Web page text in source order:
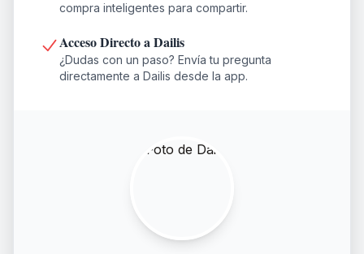
compra inteligentes para compartir.
Acceso Directo a Dailis
¿Dudas con un paso? Envía tu pregunta
directamente a Dailis desde la app.